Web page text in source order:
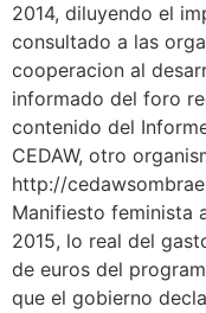
2014, diluyendo el
consultado a las
cooperacion al
informado del foro
contenido del
CEDAW, otro
http://
Manifiesto feminista
2015, lo real del
de euros del
que el gobierno